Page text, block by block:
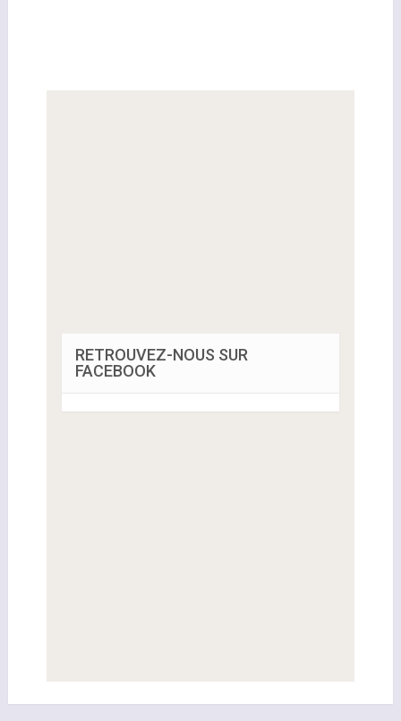
RETROUVEZ-NOUS SUR
FACEBOOK